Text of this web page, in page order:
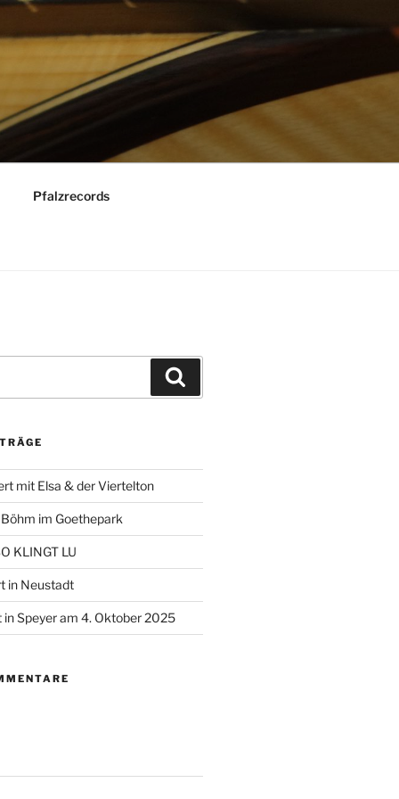
Pfalzrecords
mit Elsa & der Viertelton
im Goethepark
KLINGT LU
in Neustadt
Speyer am 4. Oktober 2025